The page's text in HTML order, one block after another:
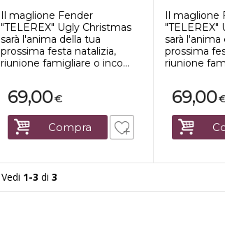
Il maglione Fender
"TELEREX" Ugly Christmas
sarà l'anima della tua
prossima festa natalizia,
riunione famigliare o inco...
€
69,00
Compra
Il maglione
"TELEREX"
sarà l'anima
prossima
riunione
69,00
Vedi 1-3 di3